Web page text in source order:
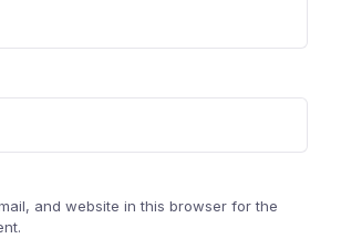
and website in this browser for the